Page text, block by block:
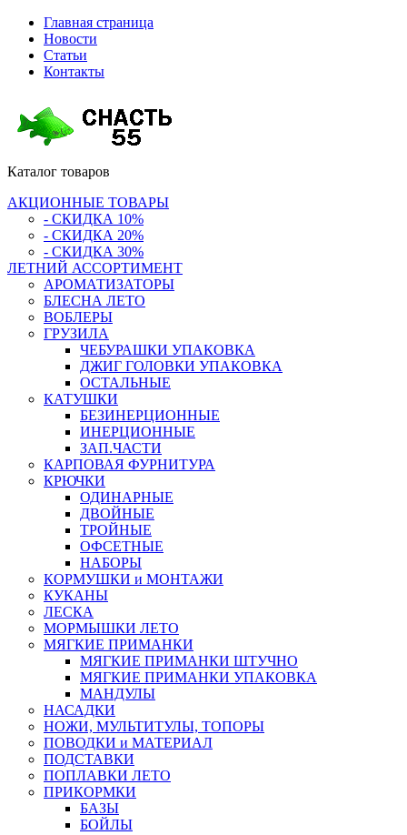
Главная страница
Новости
Статьи
Контакты
Каталог товаров
АКЦИОННЫЕ ТОВАРЫ
- СКИДКА 10%
- СКИДКА 20%
- СКИДКА 30%
ЛЕТНИЙ АССОРТИМЕНТ
АРОМАТИЗАТОРЫ
БЛЕСНА ЛЕТО
ВОБЛЕРЫ
ГРУЗИЛА
ЧЕБУРАШКИ УПАКОВКА
ДЖИГ ГОЛОВКИ УПАКОВКА
ОСТАЛЬНЫЕ
КАТУШКИ
БЕЗИНЕРЦИОННЫЕ
ИНЕРЦИОННЫЕ
ЗАП.ЧАСТИ
КАРПОВАЯ ФУРНИТУРА
КРЮЧКИ
ОДИНАРНЫЕ
ДВОЙНЫЕ
ТРОЙНЫЕ
ОФСЕТНЫЕ
НАБОРЫ
КОРМУШКИ и МОНТАЖИ
КУКАНЫ
ЛЕСКА
МОРМЫШКИ ЛЕТО
МЯГКИЕ ПРИМАНКИ
МЯГКИЕ ПРИМАНКИ ШТУЧНО
МЯГКИЕ ПРИМАНКИ УПАКОВКА
МАНДУЛЫ
НАСАДКИ
НОЖИ, МУЛЬТИТУЛЫ, ТОПОРЫ
ПОВОДКИ и МАТЕРИАЛ
ПОДСТАВКИ
ПОПЛАВКИ ЛЕТО
ПРИКОРМКИ
БАЗЫ
БОЙЛЫ